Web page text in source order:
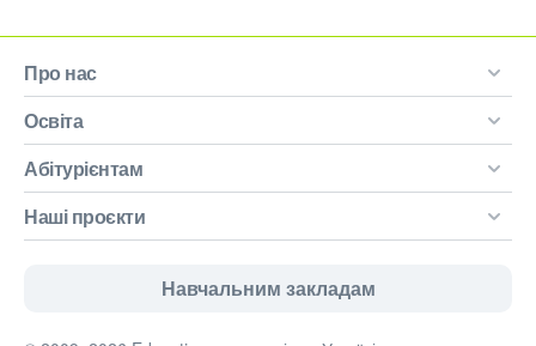
Про нас
Освіта
Абітурієнтам
Наші проєкти
Навчальним закладам